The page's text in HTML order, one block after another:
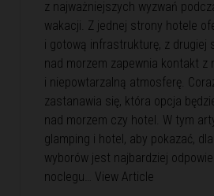
z najważniejszych wyzwań
wakacji. Z jednej strony hotele
i gotową infrastrukturę, z drugiej
nad morzem zapewnia kontakt z
i niepowtarzalną atmosferę.
zastanawia się, która opcja
nad morzem czy hotel. W tym
glamping i hotel, aby pokazać,
wyborów jest najbardziej
noclegu… View Article